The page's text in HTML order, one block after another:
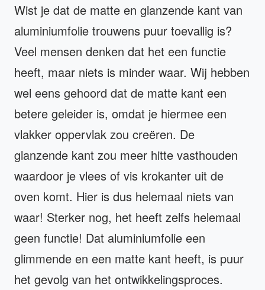
Wist je dat de matte en glanzende kant van
aluminiumfolie trouwens puur toevallig is?
Veel mensen denken dat het een functie
heeft, maar niets is minder waar. Wij hebben
wel eens gehoord dat de matte kant een
betere geleider is, omdat je hiermee een
vlakker oppervlak zou creëren. De
glanzende kant zou meer hitte vasthouden
waardoor je vlees of vis krokanter uit de
oven komt. Hier is dus helemaal niets van
waar! Sterker nog, het heeft zelfs helemaal
geen functie! Dat aluminiumfolie een
glimmende en een matte kant heeft, is puur
het gevolg van het ontwikkelingsproces.